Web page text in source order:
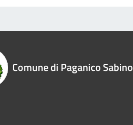
Comune di Paganico Sabino